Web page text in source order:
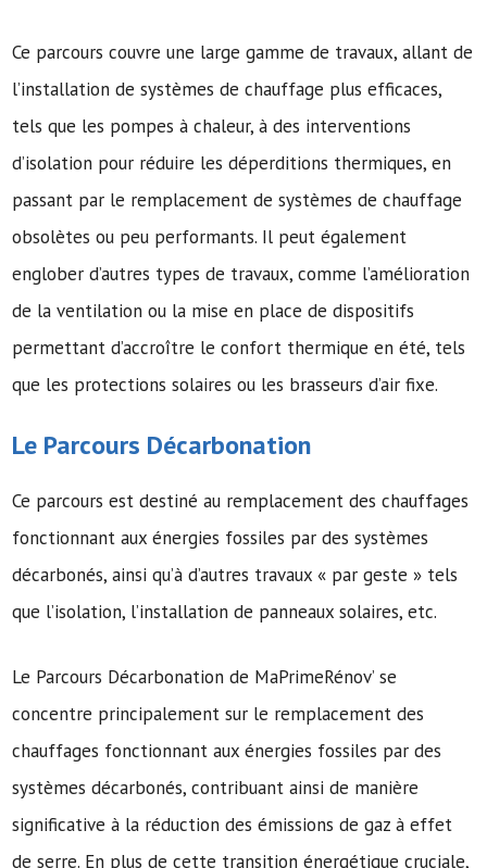
Ce parcours couvre une large gamme de travaux, allant de
l’installation de systèmes de chauffage plus efficaces,
tels que les pompes à chaleur, à des interventions
d’isolation pour réduire les déperditions thermiques, en
passant par le remplacement de systèmes de chauffage
obsolètes ou peu performants. Il peut également
englober d’autres types de travaux, comme l’amélioration
de la ventilation ou la mise en place de dispositifs
permettant d’accroître le confort thermique en été, tels
que les protections solaires ou les brasseurs d’air fixe.
Le Parcours Décarbonation
Ce parcours est destiné au remplacement des chauffages
fonctionnant aux énergies fossiles par des systèmes
décarbonés, ainsi qu’à d’autres travaux « par geste » tels
que l’isolation, l’installation de panneaux solaires, etc.
Le Parcours Décarbonation de MaPrimeRénov’ se
concentre principalement sur le remplacement des
chauffages fonctionnant aux énergies fossiles par des
systèmes décarbonés, contribuant ainsi de manière
significative à la réduction des émissions de gaz à effet
de serre. En plus de cette transition énergétique cruciale,